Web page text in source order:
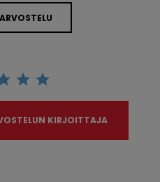
KIRJOITTAJA